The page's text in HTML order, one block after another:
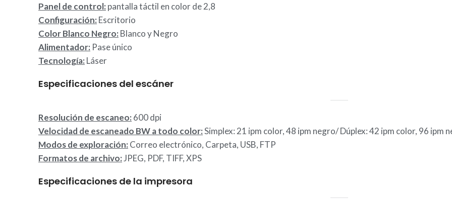
Panel de control: pantalla táctil en color de 2,8
Configuración: Escritorio
Color Blanco Negro: Blanco y Negro
Alimentador: Pase único
Tecnología: Láser
Especificaciones del escáner
Resolución de escaneo: 600 dpi
Velocidad de escaneado BW a todo color:Simplex: 21 ipm color, 48 ipm negro/ Dúplex: 42 ipm color, 96 ipm
Modos de exploración: Correo electrónico, Carpeta, USB, FTP
Formatos de archivo:JPEG, PDF, TIFF, XPS
Especificaciones de la impresora